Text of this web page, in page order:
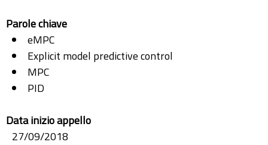
Parole chiave
eMPC
Explicit model predictive control
MPC
PID
Data inizio appello
27/09/2018